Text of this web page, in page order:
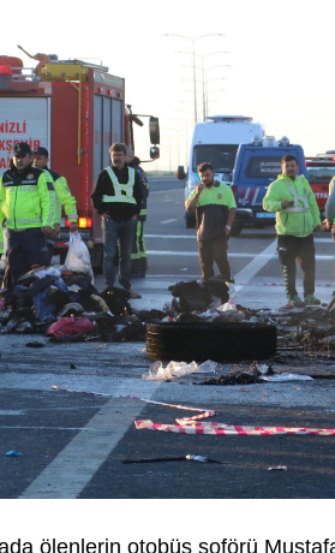
ölenlerin otobüs şoförü